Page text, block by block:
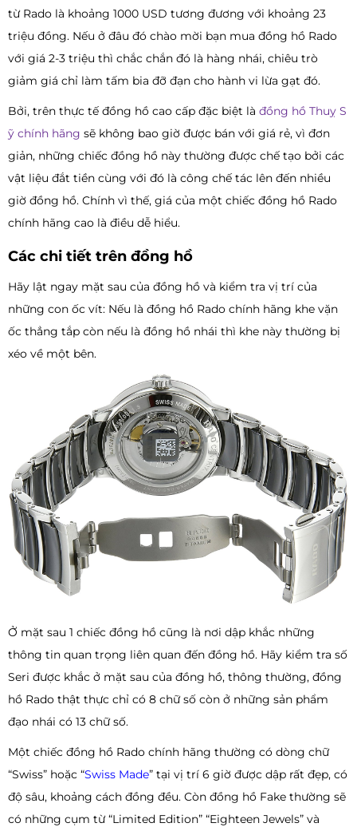
từ Rado là khoảng 1000 USD tương đương với khoảng 23
triệu đồng. Nếu ở đâu đó chào mời bạn mua đồng hồ Rado
với giá 2-3 triệu thì chắc chắn đó là hàng nhái, chiêu trò
giảm giá chỉ làm tấm bia đỡ đạn cho hành vi lừa gạt đó.
Bởi, trên thực tế đồng hồ cao cấp đặc biệt là đồng hồ Thuỵ S
ỹ chính hãng sẽ không bao giờ được bán với giá rẻ, vì đơn
giản, những chiếc đồng hồ này thường được chế tạo bởi các
vật liệu đắt tiền cùng với đó là công chế tác lên đến nhiều
giờ đồng hồ. Chính vì thế, giá của một chiếc đồng hồ Rado
chính hãng cao là điều dễ hiểu.
Các chi tiết trên đồng hồ
Hãy lật ngay mặt sau của đồng hồ và kiểm tra vị trí của
những con ốc vít: Nếu là đồng hồ Rado chính hãng khe vặn
ốc thẳng tắp còn nếu là đồng hồ nhái thì khe này thường bị
xéo về một bên.
Ở mặt sau 1 chiếc đồng hồ cũng là nơi dập khắc những
thông tin quan trọng liên quan đến đồng hồ. Hãy kiểm tra số
Seri được khắc ở mặt sau của đồng hồ, thông thường, đồng
hồ Rado thật thực chỉ có 8 chữ số còn ở những sản phẩm
đạo nhái có 13 chữ số.
Một chiếc đồng hồ Rado chính hãng thường có dòng chữ
“Swiss” hoặc “Swiss Made” tại vị trí 6 giờ được dập rất đẹp, có
độ sâu, khoảng cách đồng đều. Còn đồng hồ Fake thường sẽ
có những cụm từ “Limited Edition” “Eighteen Jewels” và